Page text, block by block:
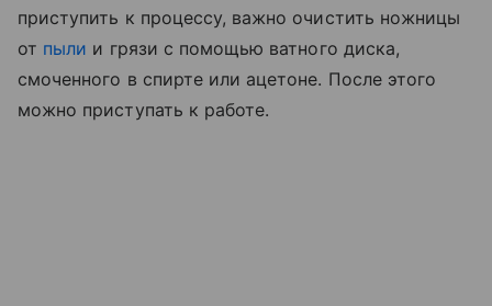
приступить к процессу, важно очистить ножницы
от пыли и грязи с помощью ватного диска,
смоченного в спирте или ацетоне. После этого
можно приступать к работе.